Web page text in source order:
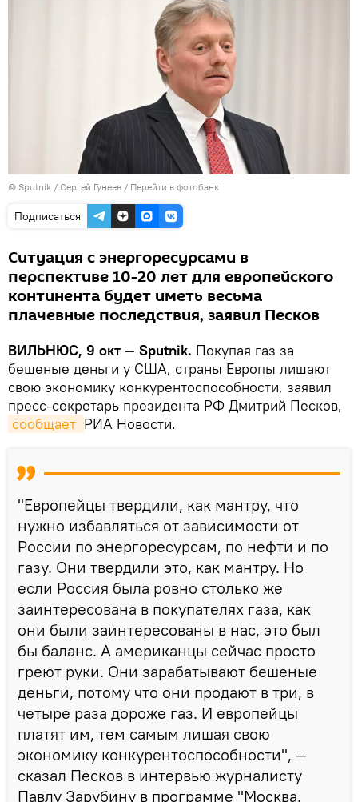
© Sputnik / Сергей Гунеев / Перейти в фотобанк
Подписаться
Ситуация с энергоресурсами в
перспективе 10-20 лет для европейского
континента будет иметь весьма
плачевные последствия, заявил Песков
ВИЛЬНЮС, 9 окт — Sputnik. Покупая газ за
бешеные деньги у США, страны Европы лишают
свою экономику конкурентоспособности, заявил
пресс-секретарь президента РФ Дмитрий Песков,
сообщает РИА Новости.
"Европейцы твердили, как мантру, что
нужно избавляться от зависимости от
России по энергоресурсам, по нефти и по
газу. Они твердили это, как мантру. Но
если Россия была ровно столько же
заинтересована в покупателях газа, как
они были заинтересованы в нас, это был
бы баланс. А американцы сейчас просто
греют руки. Они зарабатывают бешеные
деньги, потому что они продают в три, в
четыре раза дороже газ. И европейцы
платят им, тем самым лишая свою
экономику конкурентоспособности", —
сказал Песков в интервью журналисту
Павлу Зарубину в программе "Москва.